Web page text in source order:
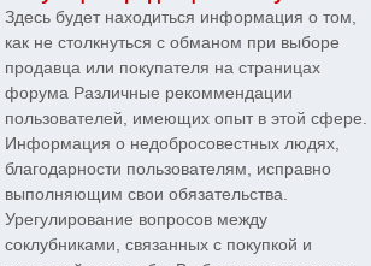
Здесь будет находиться информация о том,
как не столкнуться с обманом при выборе
продавца или покупателя на страницах
форума Различные рекоммендации
пользователей, имеющих опыт в этой сфере.
Информация о недобросовестных людях,
благодарности пользователям, исправно
выполняющим свои обязательства.
Урегулирование вопросов между
соклубниками, связанных с покупкой и